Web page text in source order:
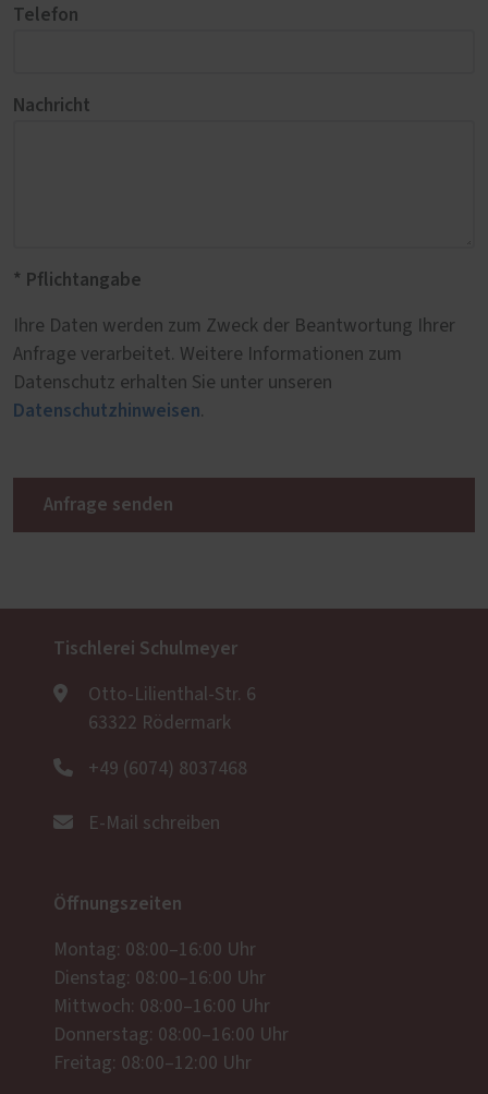
Telefon
Nachricht
* Pflichtangabe
Ihre Daten werden zum Zweck der Beantwortung Ihrer
Anfrage verarbeitet. Weitere Informationen zum
Datenschutz erhalten Sie unter unseren
Datenschutzhinweisen.
Anfrage senden
Tischlerei Schulmeyer
Otto-Lilienthal-Str. 6
63322 Rödermark
+49 (6074) 8037468
E-Mail schreiben
Öffnungszeiten
Montag: 08:00–16:00 Uhr
Dienstag: 08:00–16:00 Uhr
Mittwoch: 08:00–16:00 Uhr
Donnerstag: 08:00–16:00 Uhr
Freitag: 08:00–12:00 Uhr